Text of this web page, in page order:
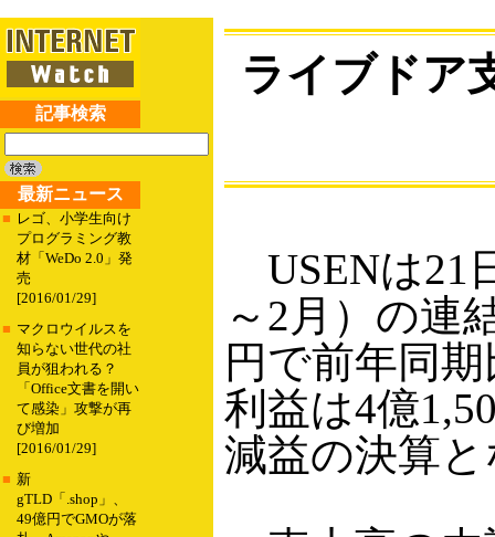
記事検索
最新ニュース
■ レゴ、小学生向け
プログラミング教
材「WeDo 2.0」発
売
[2016/01/29]
■ マクロウイルスを
知らない世代の社
員が狙われる？
「Office文書を開い
て感染」攻撃が再
び増加
[2016/01/29]
■ 新
gTLD「.shop」、
49億円でGMOが落
ライブドア
USENは21
～2月）の連
円で前年同
利益は4億
減益の決算